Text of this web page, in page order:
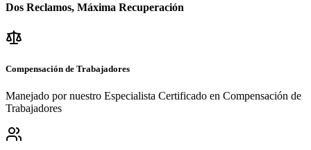
Dos Reclamos, Máxima Recuperación
Compensación de Trabajadores
Manejado por nuestro Especialista Certificado en Compensación de
Trabajadores